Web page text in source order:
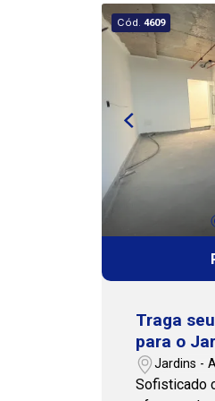
para
do
está pronta
Premium
Cód. 4609
Traga
para o
Center, o
médico
Jardins -
Sofisticado